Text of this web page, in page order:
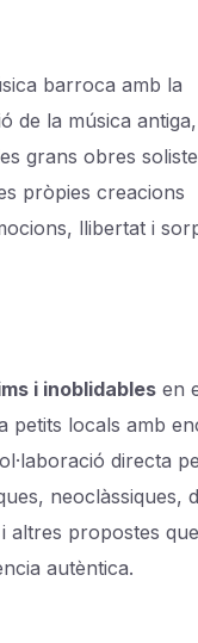
barroca amb la
de la música antiga,
grans obres
pròpies creacions
llibertat i
i inoblidables en
petits locals amb
directa
neoclàssiques,
altres propostes
autèntica.